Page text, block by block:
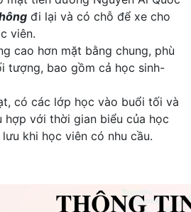
đi lại và có chỗ để xe cho
viên.
cao hơn mặt bằng chung, phù
tượng, bao gồm cả học sinh-
có các lớp học vào buổi tối và
hợp với thời gian biểu của học
khi học viên có nhu cầu.